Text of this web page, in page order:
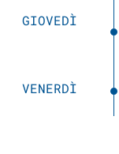
GIOVEDÌ
VENERDÌ